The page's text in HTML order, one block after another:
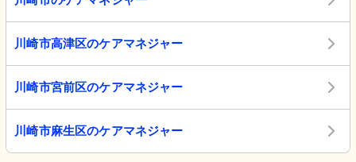
川崎市高津区のケアマネジャー
川崎市宮前区のケアマネジャー
川崎市麻生区のケアマネジャー